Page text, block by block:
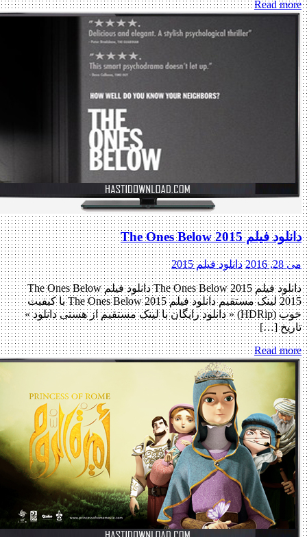
Read more
دانلود فیلم The Ones Below 2015
می 28, 2016 دانلود فیلم 2015
دانلود فیلم The Ones Below 2015 دانلود فیلم The Ones Below
2015 لینک مستقیم دانلود فیلم The Ones Below 2015 با کیفیت
خوب (HDRip) « دانلود رایگان با لینک مستقیم از هستی دانلود »
تاریخ […]
Read more